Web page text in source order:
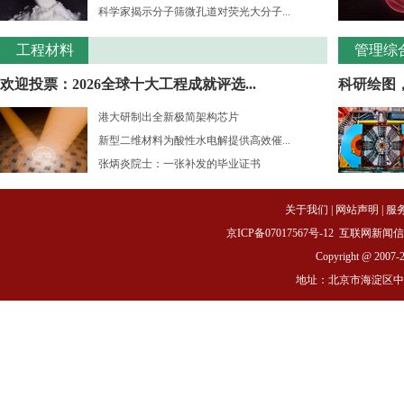
科学家揭示分子筛微孔道对荧光大分子...
工程材料
欢迎投票：2026全球十大工程成就评选...
港大研制出全新极简架构芯片
新型二维材料为酸性水电解提供高效催...
张炳炎院士：一张补发的毕业证书
管理综
科研绘图
关于我们 网站声明
服
京ICP备07017567号-12 互联网新闻
Copyright @ 2007-
地址：北京市海淀区